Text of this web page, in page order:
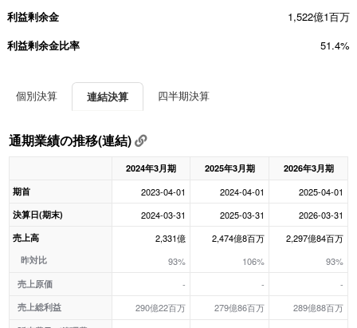
利益剰余金
1,522億1百万
利益剰余金比率
51.4%
個別決算 連結決算 四半期決算
通期業績の推移(連結)
2024年3月期 2025年3月期
2026年3月期
期首
2023-04-01 2024-04-01 2025-04-01
決算日(期末) 2024-03-31 2025-03-31 2026-03-31
売上高
昨対比
2,331億
93%
2,474億8百万
106%
2,297億84百万
93%
売上原価 - - -
売上総利益 290億22百万 279億86百万 289億88百万